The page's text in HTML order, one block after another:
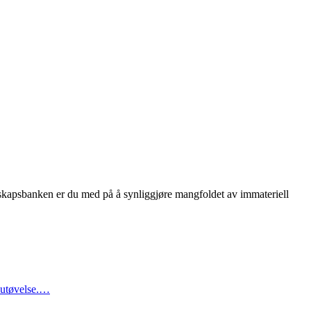
er du med på å synliggjøre mangfoldet av immateriell